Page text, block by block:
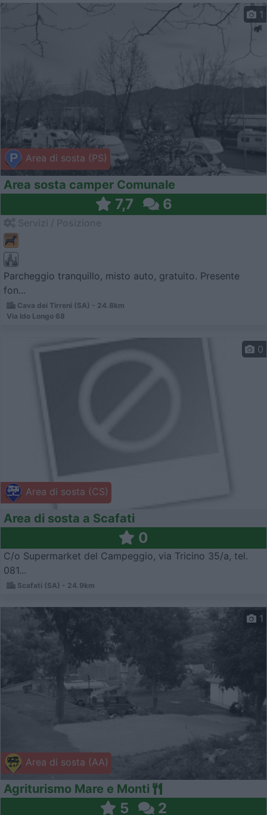
Area di sosta (PS)
1
Area sosta camper Comunale
7,7 6
Parcheggio tranquillo, misto auto, gratuito. Presente
fon...
Cava dei Tirreni (SA) - 24.8km
Via Ido Longo 68
Area di sosta (CS)
0
Area di sosta a Scafati
0
C/o Supermarket del Campeggio, via Tricino 35/a, tel.
081...
Scafati (SA) - 24.9km
Area di sosta (AA)
1
Agriturismo Mare e Monti
5 2